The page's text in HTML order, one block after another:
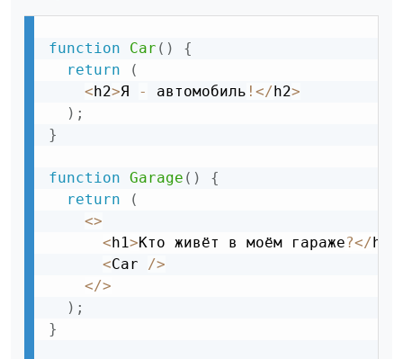
function Car ( )
{
return
(
< h2>Я - автомобиль ! </ h2>
) ;
}
function Garage ( )
{
return
(
<>
< h1>Кто живёт в моём гараже?</ h1
<Car />
</>
) ;
}